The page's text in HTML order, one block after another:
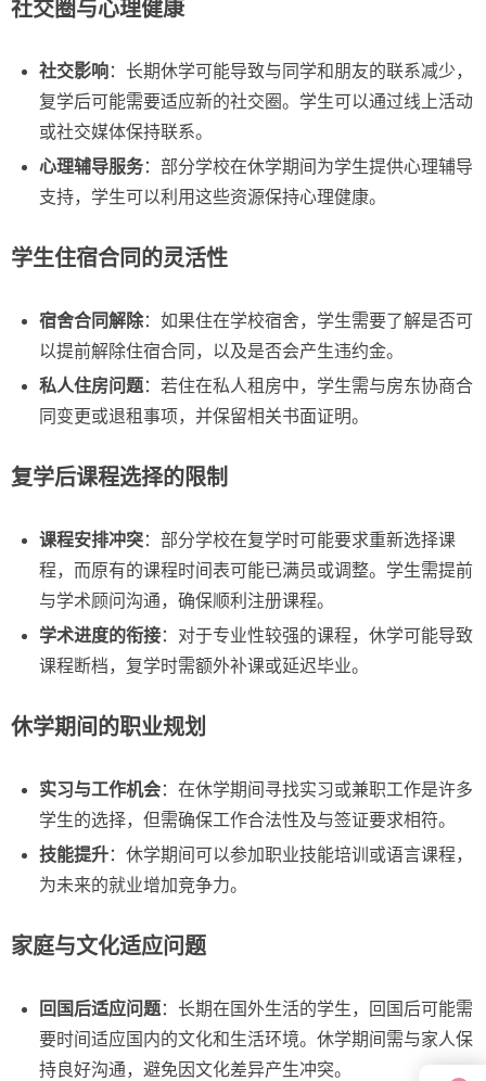
社交圈与心理健康
社交影响：长期休学可能导致与同学和朋友的联系减少，
复学后可能需要适应新的社交圈。学生可以通过线上活动
或社交媒体保持联系。
心理辅导服务：部分学校在休学期间为学生提供心理辅导
支持，学生可以利用这些资源保持心理健康。
学生住宿合同的灵活性
宿舍合同解除：如果住在学校宿舍，学生需要了解是否可
以提前解除住宿合同，以及是否会产生违约金。
私人住房问题：若住在私人租房中，学生需与房东协商合
同变更或退租事项，并保留相关书面证明。
复学后课程选择的限制
课程安排冲突：部分学校在复学时可能要求重新选择课
程，而原有的课程时间表可能已满员或调整。学生需提前
与学术顾问沟通，确保顺利注册课程。
学术进度的衔接：对于专业性较强的课程，休学可能导致
课程断档，复学时需额外补课或延迟毕业。
休学期间的职业规划
实习与工作机会：在休学期间寻找实习或兼职工作是许多
学生的选择，但需确保工作合法性及与签证要求相符。
技能提升：休学期间可以参加职业技能培训或语言课程，
为未来的就业增加竞争力。
家庭与文化适应问题
回国后适应问题：长期在国外生活的学生，回国后可能需
要时间适应国内的文化和生活环境。休学期间需与家人保
持良好沟通，避免因文化差异产生冲突。